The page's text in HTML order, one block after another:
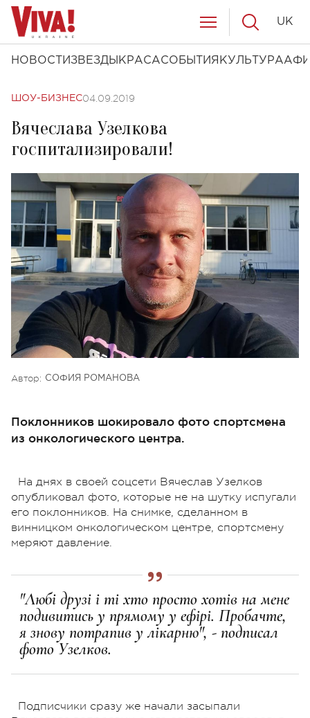
НОВОСТИ ЗВЕЗДЫ КРАСАСОБЫТИЯ КУЛЬТУРА
UK
ШОУ-БИЗНЕС04.09.2019
Вячеслава Узелкова
госпитализировали!
Автор: СОФИЯ РОМАНОВА
Поклонников шокировало фото спортсмена
из онкологического центра.
На днях в своей соцсети Вячеслав Узелков
опубликовал фото, которые не на шутку испугали
его поклонников. На снимке, сделанном в
винницком онкологическом центре, спортсмену
меряют давление.
"Любі друзі і ті хто просто хотів на мене
подивитись у прямому у ефірі. Пробачте,
я знову потрапив у лікарню", - подписал
фото Узелков.
Подписчики сразу же начали засыпали